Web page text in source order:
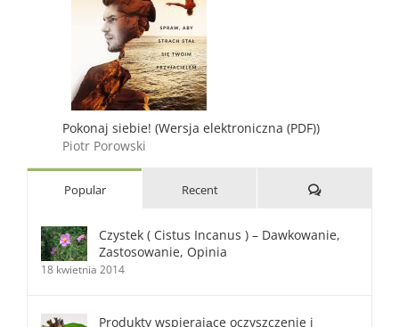
Pokonaj siebie! (Wersja elektroniczna (PDF))
Piotr Porowski
Popular Recent Comments
Czystek ( Cistus Incanus ) – Dawkowanie,
Zastosowanie, Opinia
18 kwietnia 2014
Produkty wspierające oczyszczenie i